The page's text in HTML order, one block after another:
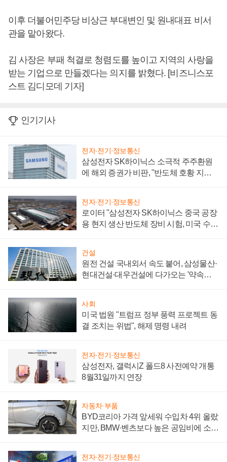
이후 더불어민주당 비상근 부대변인 및 원내대표 비서
관을 맡아왔다.
김 사장은 부패 척결로 청렴도를 높이고 지역의 사랑을
받는 기업으로 만들겠다는 의지를 밝혔다. [비즈니스포
스트 김디모데 기자]
인기기사
전자·전기·정보통신
삼성전자 SK하이닉스 소극적 주주환원
에 해외 증권가 비판, "반도체 호황 지속
전자·전기·정보통신
로이터 "삼성전자 SK하이닉스 중국 공장
용 현지 생산 반도체 장비 시험, 미국 수출
건설
원전 건설 국내외서 속도 붙어, 삼성물산·
현대건설·대우건설에 다가오는 '약속의
사회
미국 법원 "트럼프 정부 풍력 프로젝트 동
결 조치는 위법", 해제 명령 내려
전자·전기·정보통신
삼성전자, 갤럭시Z 폴드8 사전예약 개통
8월31일까지 연장
자동차·부품
BYD코리아 가격 앞세워 수입차 4위 올랐
지만, BMW·벤츠보다 높은 공임비에 소비
전자·전기·정보통신